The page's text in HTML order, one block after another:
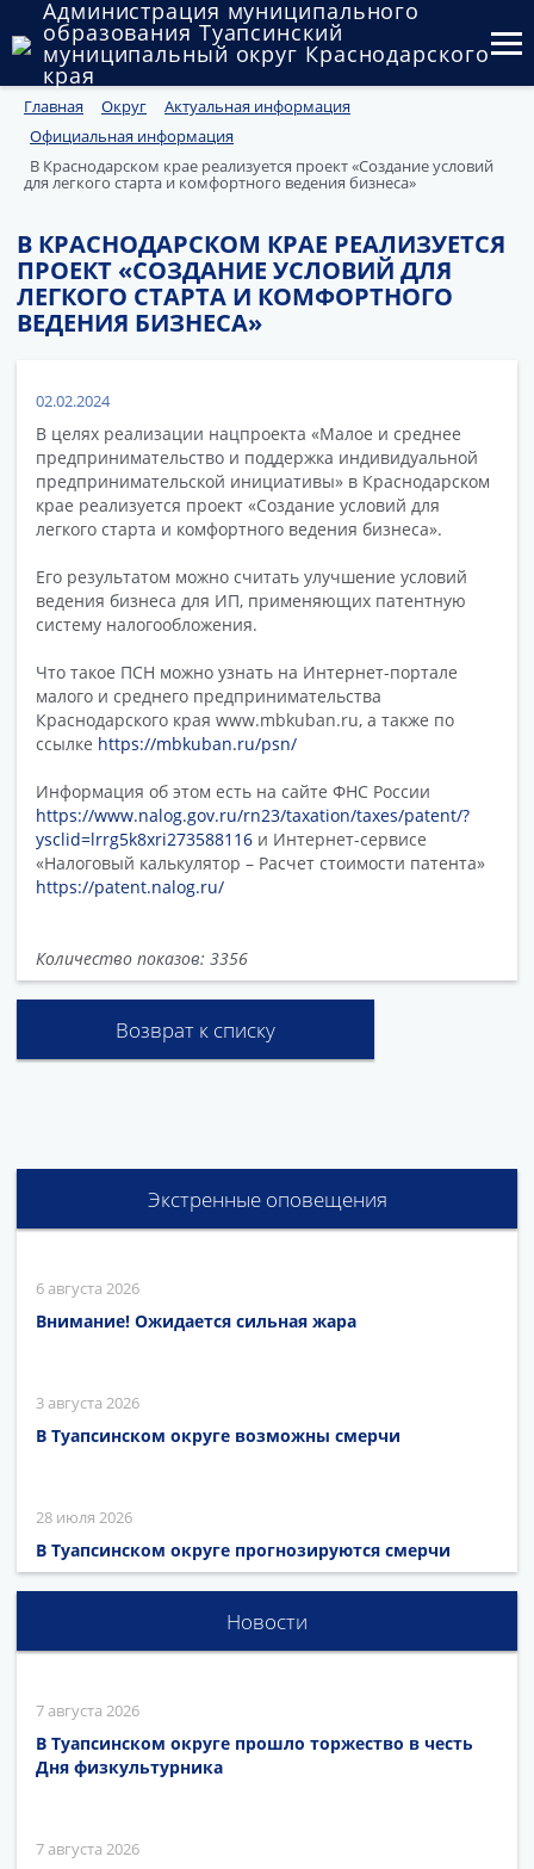
Администрация муниципального
образования Туапсинский
муниципальный округ Краснодарского
края
Округ
Администрация
Государственный и муниципальный контроль
Муниципальное имущество
Документы
Главная Округ
Актуальная информация
Официальная информация
В Краснодарском крае реализуется проект «Создание условий
для легкого старта и комфортного ведения бизнеса»
В КРАСНОДАРСКОМ КРАЕ РЕАЛИЗУЕТСЯ
ПРОЕКТ «СОЗДАНИЕ УСЛОВИЙ ДЛЯ
ЛЕГКОГО СТАРТА И КОМФОРТНОГО
ВЕДЕНИЯ БИЗНЕСА»
02.02.2024
В целях реализации нацпроекта «Малое и среднее
предпринимательство и поддержка индивидуальной
предпринимательской инициативы» в Краснодарском
крае реализуется проект «Создание условий для
легкого старта и комфортного ведения бизнеса».
Его результатом можно считать улучшение условий
ведения бизнеса для ИП, применяющих патентную
систему налогообложения.
Что такое ПСН можно узнать на Интернет-портале
малого и среднего предпринимательства
Краснодарского края www.mbkuban.ru, а также по
ссылке https://mbkuban.ru/psn/
Информация об этом есть на сайте ФНС России
https://www.nalog.gov.ru/rn23/taxation/taxes/patent/?
ysclid=lrrg5k8xri273588116 и Интернет-сервисе
«Налоговый калькулятор – Расчет стоимости патента»
https://patent.nalog.ru/
Количество показов: 3356
Возврат к списку
Экстренные оповещения
6 августа 2026
Внимание! Ожидается сильная жара
3 августа 2026
В Туапсинском округе возможны смерчи
28 июля 2026
В Туапсинском округе прогнозируются смерчи
Новости
7 августа 2026
В Туапсинском округе прошло торжество в честь
Дня физкультурника
7 августа 2026